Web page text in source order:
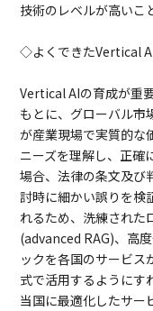
技術のレベルが高いこ
◇よくできたVertical
Vertical AIの育成が重
もとに、グローバル市
が産業現場で実質的な
ニーズを理解し、正確
場合、法律の条文及び
討時に細かい誤りを検
れるため、洗練された
(advanced RAG)、高
ックを各国のサービス
式で活用するようにす
当国に最適化したサー